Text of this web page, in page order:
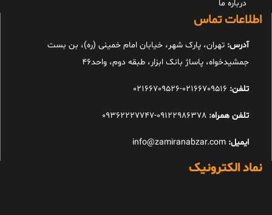
درباره ما
اطلاعات تماس
آدرس: تهران، پارک شهر، خیابان امام خمینی (ره)، بن بست
جمشیدخواه، پاساژ بانک ابزار، طبقه دوم، واحد46
تلفن:
تلفن همراه: 09122986378-09362227747
ایمیل:
نماد الکترونیک